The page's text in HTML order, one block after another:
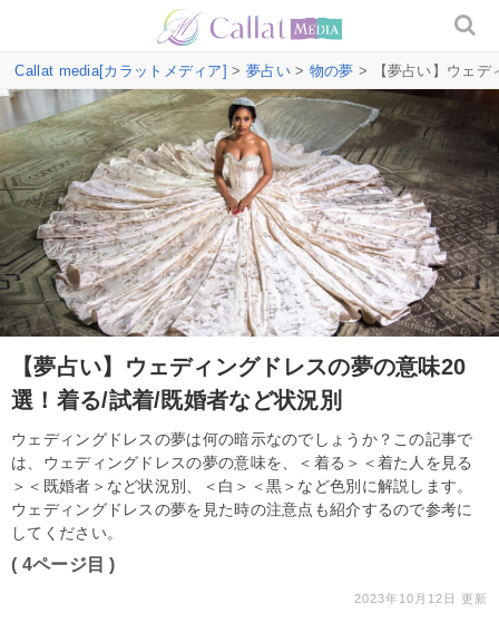
Callat media[カラットメディア] > 夢占い> 物の夢 > 【夢占い】ウェデ
【夢占い】ウェディングドレスの夢の意味20
選！着る/試着/既婚者など状況別
ウェディングドレスの夢は何の暗示なのでしょうか？この記事で
は、ウェディングドレスの夢の意味を、＜着る＞＜着た人を見る
＞＜既婚者＞など状況別、＜白＞＜黒＞など色別に解説します。
ウェディングドレスの夢を見た時の注意点も紹介するので参考に
してください。
( 4ページ目 )
2023年10月12日 更新